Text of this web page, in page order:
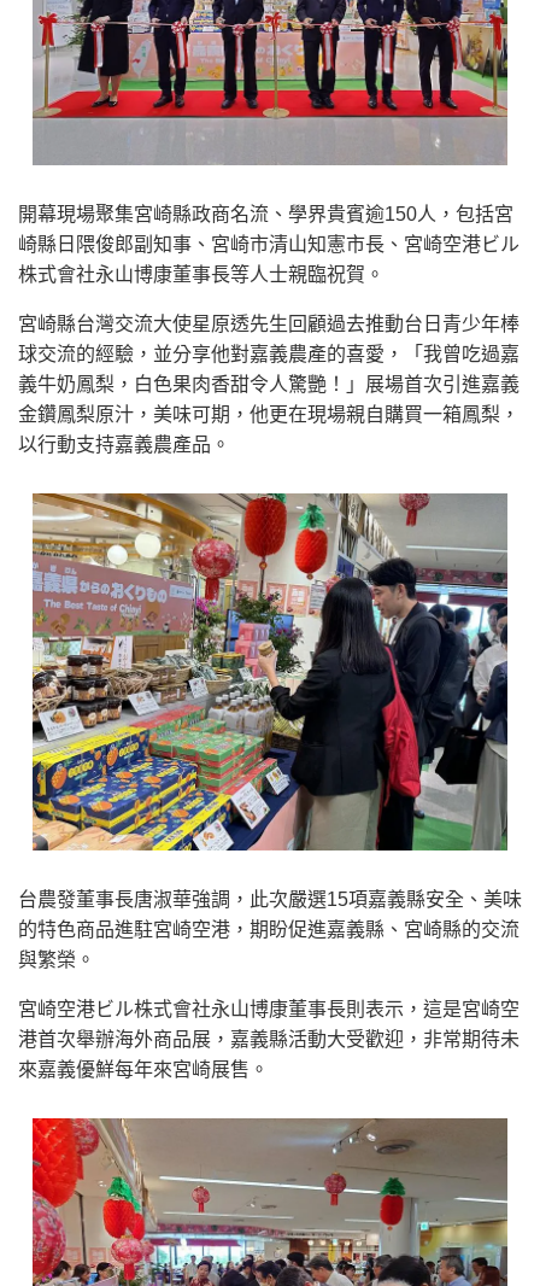
開幕現場聚集宮崎縣政商名流、學界貴賓逾150人，包括宮
崎縣日隈俊郎副知事、宮崎市清山知憲市長、宮崎空港ビル
株式會社永山博康董事長等人士親臨祝賀。
宮崎縣台灣交流大使星原透先生回顧過去推動台日青少年棒
球交流的經驗，並分享他對嘉義農產的喜愛，「我曾吃過嘉
義牛奶鳳梨，白色果肉香甜令人驚艷！」展場首次引進嘉義
金鑽鳳梨原汁，美味可期，他更在現場親自購買一箱鳳梨，
以行動支持嘉義農產品。
台農發董事長唐淑華強調，此次嚴選15項嘉義縣安全、美味
的特色商品進駐宮崎空港，期盼促進嘉義縣、宮崎縣的交流
與繁榮。
宮崎空港ビル株式會社永山博康董事長則表示，這是宮崎空
港首次舉辦海外商品展，嘉義縣活動大受歡迎，非常期待未
來嘉義優鮮每年來宮崎展售。